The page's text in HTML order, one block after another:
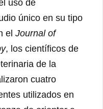
uso de
único en su tipo
el Journal of
, los científicos de
de la
cuatro
utilizados en